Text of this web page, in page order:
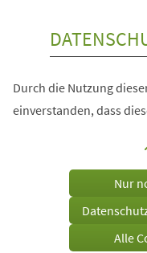
Durch die Nutzung
einverstanden, dass
Nur
Alle